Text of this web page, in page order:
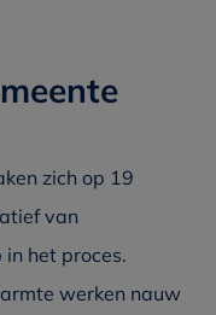
zich op 19
van
het proces.
werken nauw